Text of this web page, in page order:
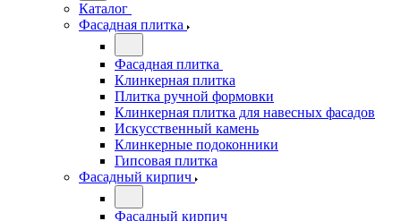
Каталог
Фасадная плитка
Фасадная плитка
Клинкерная плитка
Плитка ручной формовки
Клинкерная плитка для навесных фасадов
Искусственный камень
Клинкерные подоконники
Гипсовая плитка
Фасадный кирпич
Фасадный кирпич